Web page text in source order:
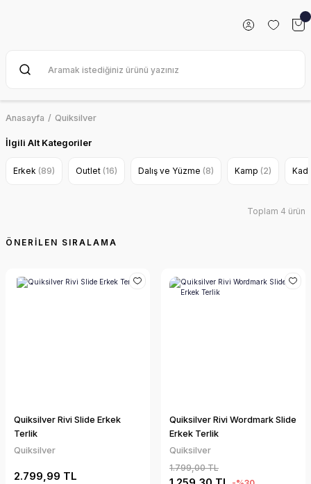
Anasayfa Quiksilver
İlgili Alt Kategoriler
Erkek (89) Outlet (16) Dalış ve Yüzme (8) Kamp (2)
Toplam 4 ürün
Quiksilver Rivi Slide Erkek
Terlik
Quiksilver
2.799,99 TL
Quiksilver Rivi Wordmark Slide
Erkek Terlik
Quiksilver
1.799,00 TL